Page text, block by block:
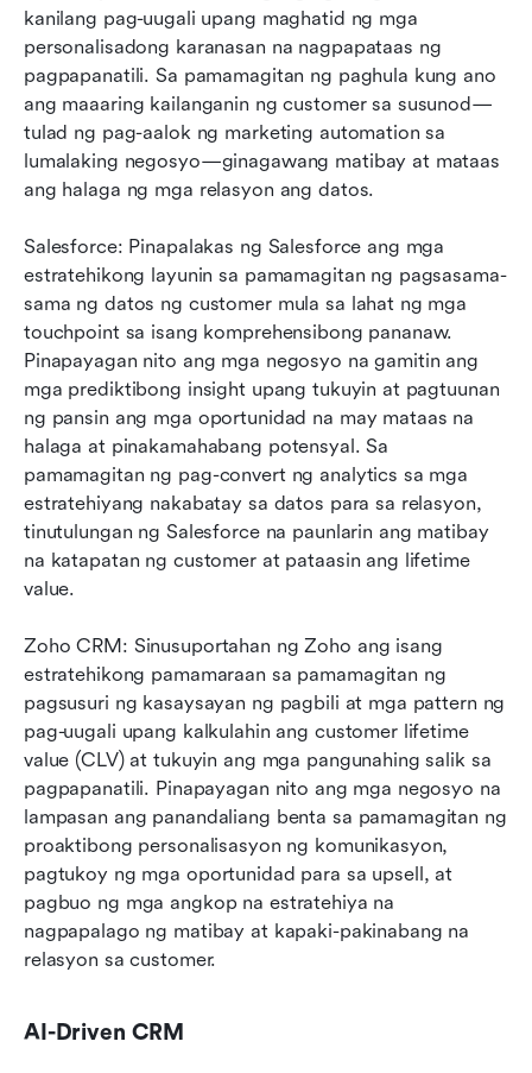
kanilang pag-uugali upang maghatid ng mga
personalisadong karanasan na nagpapataas ng
pagpapanatili. Sa pamamagitan ng paghula kung ano
ang maaaring kailanganin ng customer sa susunod—
tulad ng pag-aalok ng marketing automation sa
lumalaking negosyo—ginagawang matibay at mataas
ang halaga ng mga relasyon ang datos.
Salesforce: Pinapalakas ng Salesforce ang mga
estratehikong layunin sa pamamagitan ng pagsasama-
sama ng datos ng customer mula sa lahat ng mga
touchpoint sa isang komprehensibong pananaw.
Pinapayagan nito ang mga negosyo na gamitin ang
mga prediktibong insight upang tukuyin at pagtuunan
ng pansin ang mga oportunidad na may mataas na
halaga at pinakamahabang potensyal. Sa
pamamagitan ng pag-convert ng analytics sa mga
estratehiyang nakabatay sa datos para sa relasyon,
tinutulungan ng Salesforce na paunlarin ang matibay
na katapatan ng customer at pataasin ang lifetime
value.
Zoho CRM: Sinusuportahan ng Zoho ang isang
estratehikong pamamaraan sa pamamagitan ng
pagsusuri ng kasaysayan ng pagbili at mga pattern ng
pag-uugali upang kalkulahin ang customer lifetime
value (CLV) at tukuyin ang mga pangunahing salik sa
pagpapanatili. Pinapayagan nito ang mga negosyo na
lampasan ang panandaliang benta sa pamamagitan ng
proaktibong personalisasyon ng komunikasyon,
pagtukoy ng mga oportunidad para sa upsell, at
pagbuo ng mga angkop na estratehiya na
nagpapalago ng matibay at kapaki-pakinabang na
relasyon sa customer.
AI-Driven CRM